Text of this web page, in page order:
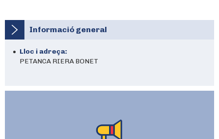
Informació general
Lloc i adreça:
PETANCA RIERA BONET